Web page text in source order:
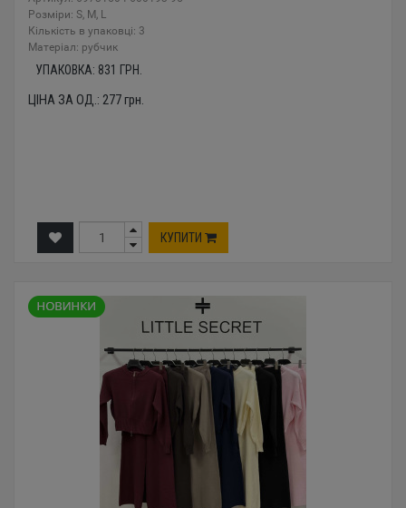
Розміри: S, M, L
Кількість в упаковці: 3
Mатеріал: рубчик
УПАКОВКА: 831 ГРН.
ЦІНА ЗА ОД.: 277грн.
КУПИТИ